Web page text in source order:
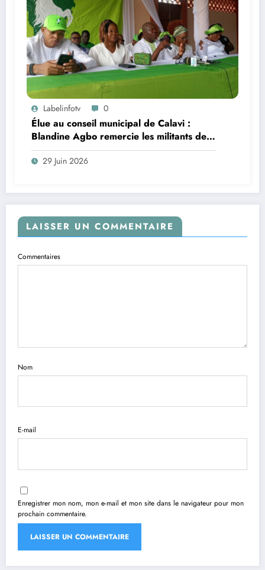
Labelinfotv 0
Élue au conseil municipal de Calavi :
Blandine Agbo remercie les militants de
Godomey et le BEN du BR
29 Juin 2026
LAISSER UN COMMENTAIRE
Commentaires
Nom
E-mail
Enregistrer mon nom, mon e-mail et mon site dans le navigateur pour mon
prochain commentaire.